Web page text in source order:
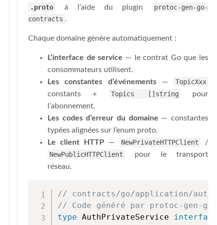
.proto
à l’aide du plugin
protoc-gen-go-
contracts .
Chaque domaine génère automatiquement :
L’interface de service — le contrat Go que les
consommateurs utilisent.
Les constantes d’événements—
TopicXxx
constants +
Topics []string
pour
l’abonnement.
Les codes d’erreur du domaine — constantes
typées alignées sur l’enum proto.
Le client HTTP — NewPrivateHTTPClient
/
NewPublicHTTPClient
pour le transport
réseau.
// contracts/go/application/auth/
// Code généré par protoc-gen-go-
type AuthPrivateService interface